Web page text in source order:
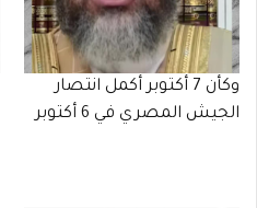
وكأن 7 أكتوبر أكمل انتصار
الجيش المصري في 6 أكتوبر